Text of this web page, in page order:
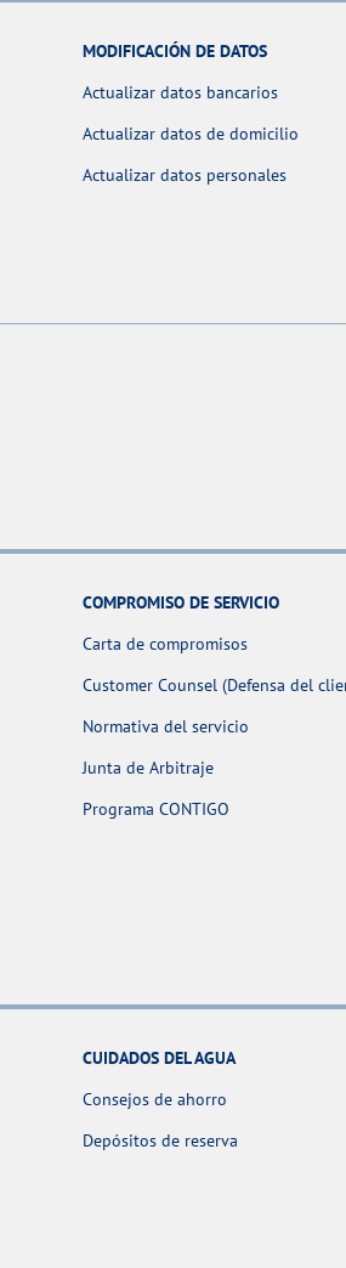
MODIFICACIÓN DE DATOS
Actualizar datos bancarios
Actualizar datos de domicilio
Actualizar datos personales
COMPROMISO DE SERVICIO
Carta de compromisos
Customer Counsel (Defensa del
Normativa del servicio
Junta de Arbitraje
Programa CONTIGO
CUIDADOS DEL AGUA
Consejos de ahorro
Depósitos de reserva